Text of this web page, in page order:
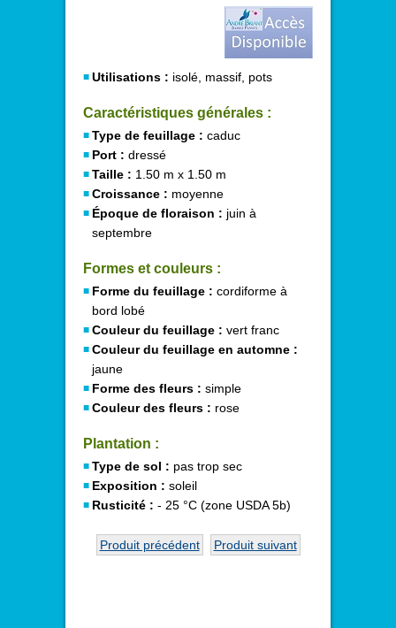
Utilisations : isolé, massif, pots
Caractéristiques générales :
Type de feuillage : caduc
Port : dressé
Taille : 1.50 m x 1.50 m
Croissance : moyenne
Époque de floraison : juin à
septembre
Formes et couleurs :
Forme du feuillage : cordiforme à
bord lobé
Couleur du feuillage : vert franc
Couleur du feuillage en automne :
jaune
Forme des fleurs : simple
Couleur des fleurs : rose
Plantation :
Type de sol : pas trop sec
Exposition : soleil
Rusticité : - 25 °C (zone USDA 5b)
Produit précédent Produit suivant